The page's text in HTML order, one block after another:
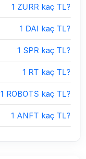
1 ZURR kaç TL?
1 DAI kaç TL?
1 SPR kaç TL?
1 RT kaç TL?
1 ROBOTS kaç TL?
1 ANFT kaç TL?